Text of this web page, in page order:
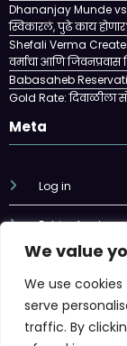
We value
We use
serve
traffic. By
Dhananjay Munde
स्विकारलं, पुढे काय
Shefali Verma
वर्माचा आणि जिवनप्रवास
Babasaheb
Gold Rate: दिवाळीला
Meta
Log in
Entries feed
Comments feed
WordPress.org